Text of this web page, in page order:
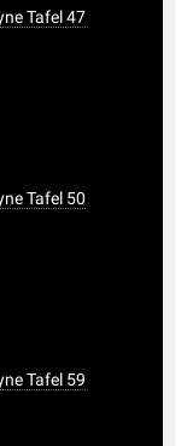
Tafel 47
Tafel 50
Tafel 59